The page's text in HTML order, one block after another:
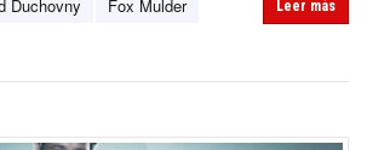
Duchovny
Fox Mulder
Leer más